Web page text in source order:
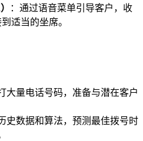
：通过语音菜单引导客户，收
适当的坐席。
大量电话号码，准备与潜在客户
史数据和算法，预测最佳拨号时